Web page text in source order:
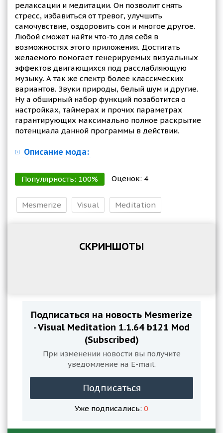
релаксации и медитации. Он позволит снять
стресс, избавиться от тревог, улучшить
самочувствие, оздоровить сон и многое другое.
Любой сможет найти что-то для себя в
возможностях этого приложения. Достигать
желаемого помогает генерируемых визуальных
эффектов двигающихся под расслабляющую
музыку. А так же спектр более классических
вариантов. Звуки природы, белый шум и другие.
Ну а обширный набор функций позаботится о
настройках, таймерах и прочих параметрах
гарантирующих максимально полное раскрытие
потенциала данной программы в действии.
Описание мода:
Популярность: 100% Оценок: 4
Mesmerize Visual Meditation
СКРИНШОТЫ
Подписаться на новость Mesmerize
- Visual Meditation 1.1.64 b121 Mod
(Subscribed)
При изменении новости вы получите
уведомление на E-mail.
Подписаться
Уже подписались: 0